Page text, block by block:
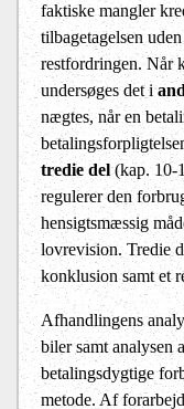
faktiske mangler
tilbagetagelsen
restfordringen. Når
undersøges det i
nægtes, når en
tredie del(kap. 10-
regulerer den
hensigtsmæssig
lovrevision. Tredie
konklusion samt et
Afhandlingens
biler samt analysen
betalingsdygtige
metode. Af